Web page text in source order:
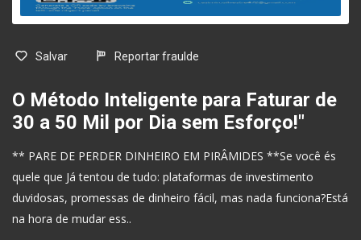
Salvar Reportar fraulde
O Método Inteligente para Faturar de
30 a 50 Mil por Dia sem Esforço!"
** PARE DE PERDER DINHEIRO EM PIRÂMIDES **Se você és
quele que Já tentou de tudo: plataformas de investimento
duvidosas, promessas de dinheiro fácil, mas nada funciona?Está
na hora de mudar ess..